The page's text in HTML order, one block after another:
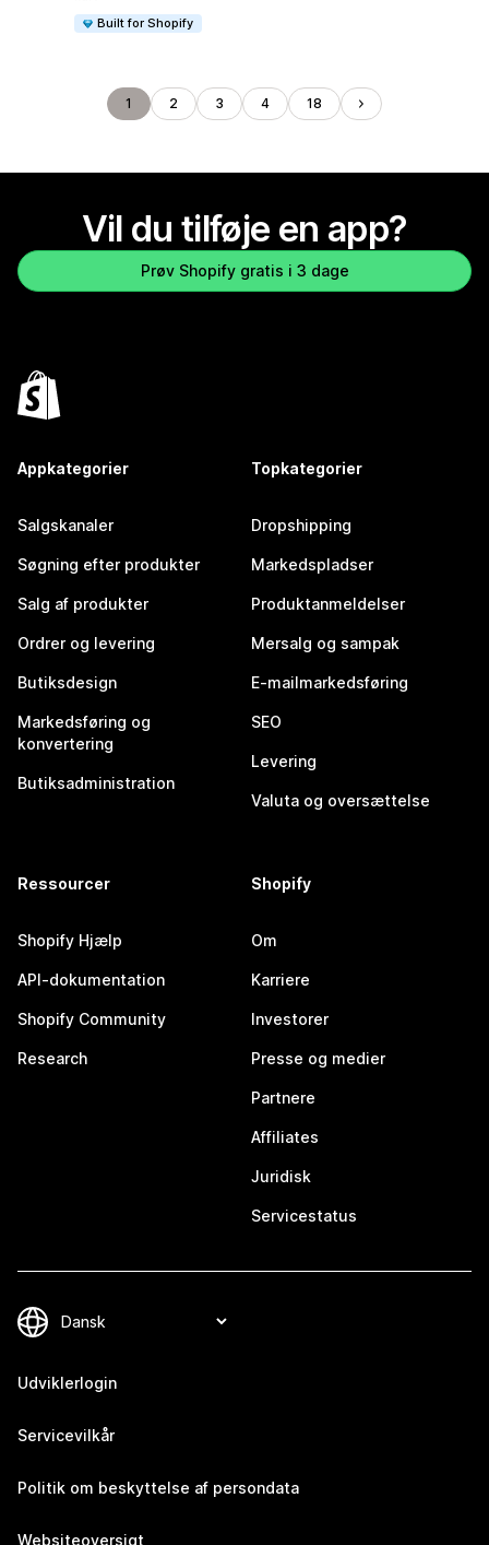
Built for Shopify
1 2 3 4 18
Vil du tilføje en app?
Prøv Shopify gratis i 3 dage
Appkategorier
Salgskanaler
Søgning efter produkter
Salg af produkter
Ordrer og levering
Butiksdesign
Markedsføring og
konvertering
Butiksadministration
Topkategorier
Dropshipping
Markedspladser
Produktanmeldelser
Mersalg og sampak
E-mailmarkedsføring
SEO
Levering
Valuta og oversættelse
Ressourcer
Shopify Hjælp
API-dokumentation
Shopify Community
Research
Shopify
Om
Karriere
Investorer
Presse og medier
Partnere
Affiliates
Juridisk
Servicestatus
Udviklerlogin
Servicevilkår
Politik om beskyttelse af persondata
Websiteoversigt